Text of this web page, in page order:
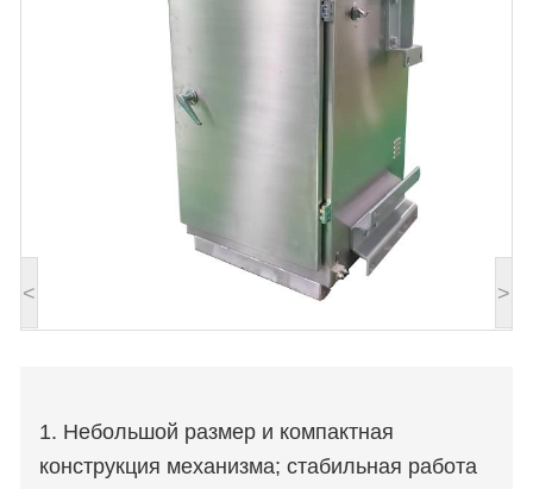
< >
1. Небольшой размер и компактная
конструкция механизма; стабильная работа